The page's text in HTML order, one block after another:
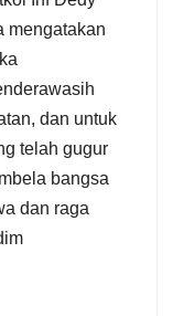
mengatakan
dan untuk
telah gugur
bangsa
dan raga